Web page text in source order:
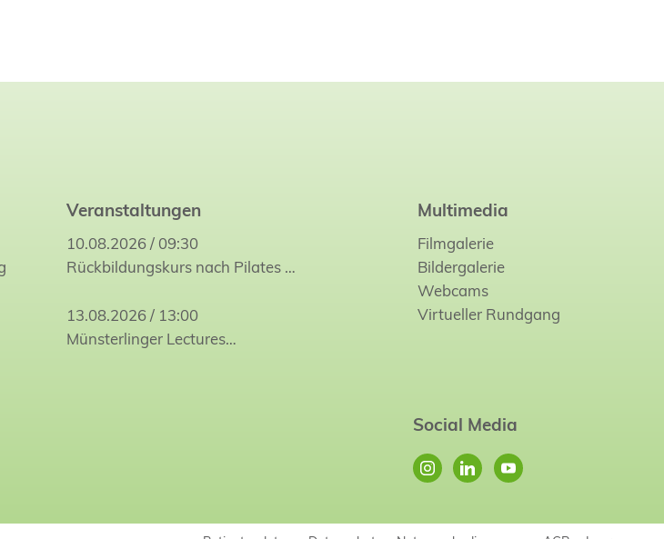
Veranstaltungen
10.08.2026 / 09:30
Rückbildungskurs nach Pilates…
13.08.2026 / 13:00
Münsterlinger Lectures…
Multimedia
Filmgalerie
Bildergalerie
Webcams
Virtueller Rundgang
Social Media